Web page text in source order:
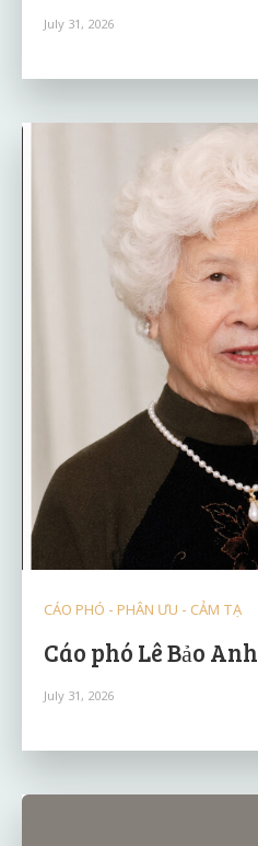
July 31, 2026
CÁO PHÓ - PHÂN ƯU - CẢM TẠ
Cáo phó Lê Bảo Anh
July 31, 2026